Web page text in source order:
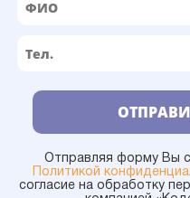
1С:УКФ
1С:Университет
1С:УНФ
Отправляя форму Вы
Политикой
согласие на обработку